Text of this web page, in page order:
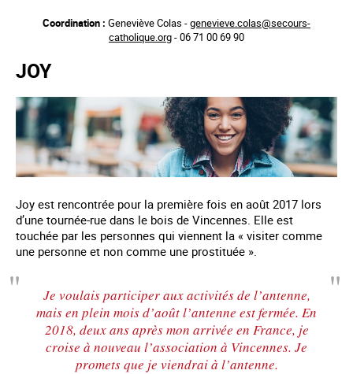
principal
Coordination : Geneviève Colas -genevieve.colas@secours-
catholique.org- 06 71 00 69 90
JOY
Joy est rencontrée pour la première fois en août 2017 lors
d’une tournée-rue dans le bois de Vincennes. Elle est
touchée par les personnes qui viennent la « visiter comme
une personne et non comme une prostituée ».
Je voulais participer aux activités de l’antenne,
mais en plein mois d’août l’antenne est fermée. En
2018, deux ans après mon arrivée en France, je
croise à nouveau l’association à Vincennes. Je
promets que je viendrai à l’antenne.